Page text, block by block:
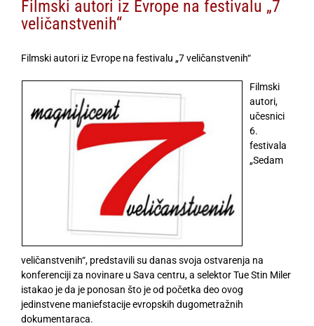
Filmski autori iz Evrope na festivalu „7
veličanstvenih“
Filmski autori iz Evrope na festivalu „7 veličanstvenih“
Filmski
autori,
učesnici
6.
festivala
„Sedam
veličanstvenih“, predstavili su danas svoja ostvarenja na
konferenciji za novinare u Sava centru, a selektor Tue Stin Miler
istakao je da je ponosan što je od početka deo ovog
jedinstvene maniefstacije evropskih dugometražnih
dokumentaraca.